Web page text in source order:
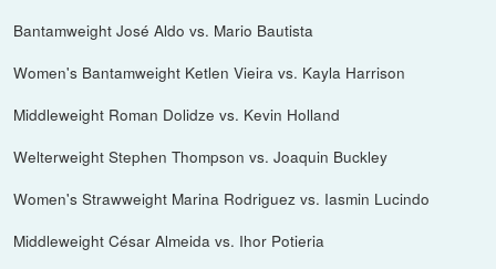
Bantamweight José Aldo vs. Mario Bautista
Women's Bantamweight Ketlen Vieira vs. Kayla Harrison
Middleweight Roman Dolidze vs. Kevin Holland
Welterweight Stephen Thompson vs. Joaquin Buckley
Women's Strawweight Marina Rodriguez vs. Iasmin Lucindo
Middleweight César Almeida vs. Ihor Potieria